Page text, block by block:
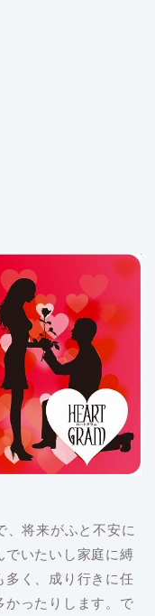
、将来がふと不安に
でいたいし家庭に縛
多く、成り行きに任
かったりします。で